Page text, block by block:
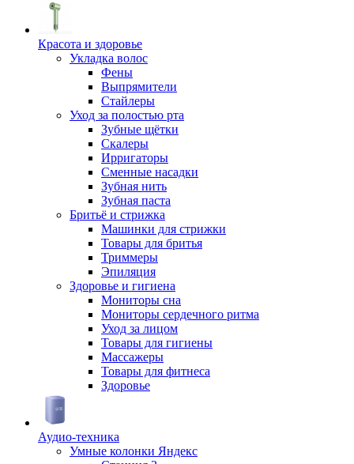
Красота и здоровье
Укладка волос
Фены
Выпрямители
Стайлеры
Уход за полостью рта
Зубные щётки
Скалеры
Ирригаторы
Сменные насадки
Зубная нить
Зубная паста
Бритьё и стрижка
Машинки для стрижки
Товары для бритья
Триммеры
Эпиляция
Здоровье и гигиена
Мониторы сна
Мониторы сердечного ритма
Уход за лицом
Товары для гигиены
Массажеры
Товары для фитнеса
Здоровье
Аудио-техника
Умные колонки Яндекс